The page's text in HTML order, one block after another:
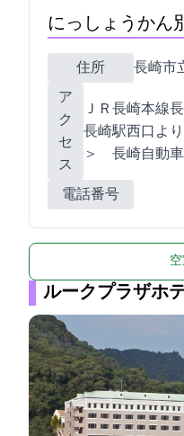
にっしょうかん
住所
長崎市立山
ア
ク
セ
ス
ＪＲ長崎本線
長崎駅西口よ
＞ 長崎自動車
電話番号
ルークプラザホ